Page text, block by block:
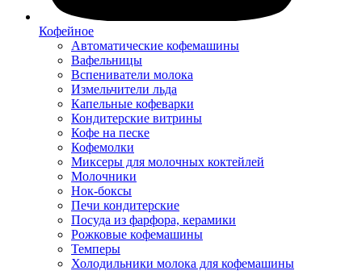
Кофейное
Автоматические кофемашины
Вафельницы
Вспениватели молока
Измельчители льда
Капельные кофеварки
Кондитерские витрины
Кофе на песке
Кофемолки
Миксеры для молочных коктейлей
Молочники
Нок-боксы
Печи кондитерские
Посуда из фарфора, керамики
Рожковые кофемашины
Темперы
Холодильники молока для кофемашины